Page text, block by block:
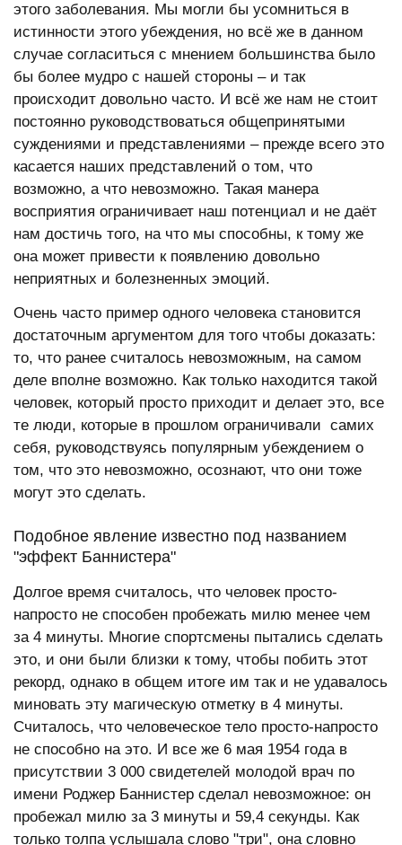
этого заболевания. Мы могли бы усомниться в
истинности этого убеждения, но всё же в данном
случае согласиться с мнением большинства было
бы более мудро с нашей стороны – и так
происходит довольно часто. И всё же нам не стоит
постоянно руководствоваться общепринятыми
суждениями и представлениями – прежде всего это
касается наших представлений о том, что
возможно, а что невозможно. Такая манера
восприятия ограничивает наш потенциал и не даёт
нам достичь того, на что мы способны, к тому же
она может привести к появлению довольно
неприятных и болезненных эмоций.
Очень часто пример одного человека становится
достаточным аргументом для того чтобы доказать:
то, что ранее считалось невозможным, на самом
деле вполне возможно. Как только находится такой
человек, который просто приходит и делает это, все
те люди, которые в прошлом ограничивали самих
себя, руководствуясь популярным убеждением о
том, что это невозможно, осознают, что они тоже
могут это сделать.
Подобное явление известно под названием
"эффект Баннистера"
Долгое время считалось, что человек просто-
напросто не способен пробежать милю менее чем
за 4 минуты. Многие спортсмены пытались сделать
это, и они были близки к тому, чтобы побить этот
рекорд, однако в общем итоге им так и не удавалось
миновать эту магическую отметку в 4 минуты.
Считалось, что человеческое тело просто-напросто
не способно на это. И все же 6 мая 1954 года в
присутствии 3 000 свидетелей молодой врач по
имени Роджер Баннистер сделал невозможное: он
пробежал милю за 3 минуты и 59,4 секунды. Как
только толпа услышала слово "три", она словно